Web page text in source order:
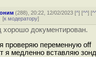
(288), 20:22, 12/02/2023 [^] [^^] [
[к модератору]
хорошо документирован.
проверяю переменную off
я медленно вставляю